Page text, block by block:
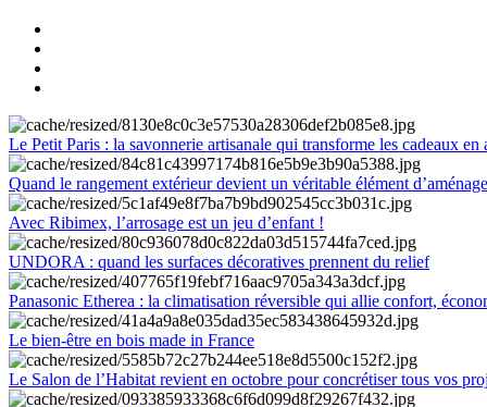
Le Petit Paris : la savonnerie artisanale qui transforme les cadeaux en
Quand le rangement extérieur devient un véritable élément
Avec Ribimex, l’arrosage est un jeu d’enfant !
UNDORA : quand les surfaces décoratives prennent du relief
Panasonic Etherea : la climatisation réversible qui allie confort,
Le bien-être en bois made in France
Le Salon de l’Habitat revient en octobre pour concrétiser tous vos